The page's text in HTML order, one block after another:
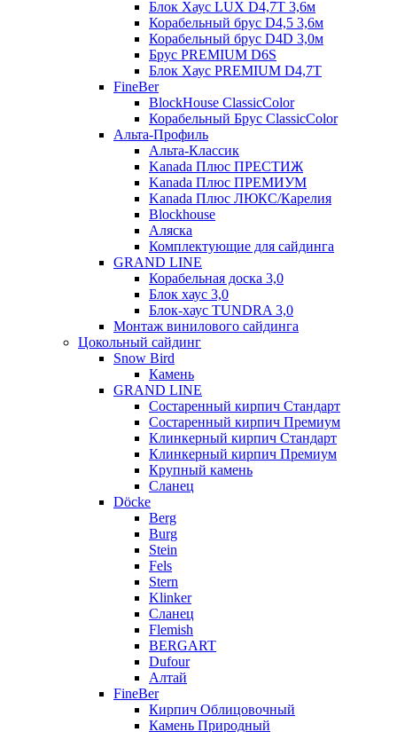
Блок Хаус LUX D4,7T 3,6м
Корабельный брус D4,5 3,6м
Корабельный брус D4D 3,0м
Брус PREMIUM D6S
Блок Хаус PREMIUM D4,7T
FineBer
BlockHouse ClassicColor
Корабельный Брус ClassicColor
Альта-Профиль
Альта-Классик
Kanada Плюс ПРЕСТИЖ
Kanada Плюс ПРЕМИУМ
Kanada Плюс ЛЮКС/Карелия
Blockhouse
Аляска
Комплектующие для сайдинга
GRAND LINE
Корабельная доска 3,0
Блок хаус 3,0
Блок-хаус TUNDRA 3,0
Монтаж винилового сайдинга
Цокольный сайдинг
Snow Bird
Камень
GRAND LINE
Состаренный кирпич Стандарт
Состаренный кирпич Премиум
Клинкерный кирпич Стандарт
Клинкерный кирпич Премиум
Крупный камень
Сланец
Döcke
Berg
Burg
Stein
Fels
Stern
Klinker
Сланец
Flemish
BERGART
Dufour
Алтай
FineBer
Кирпич Облицовочный
Камень Природный